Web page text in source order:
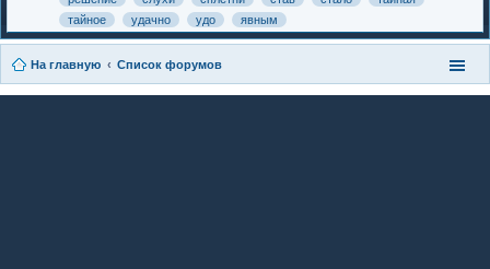
тайное
удачно удо явным
На главную Список форумов